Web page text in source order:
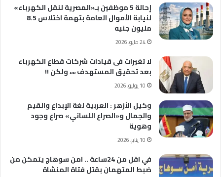
إحالة 5 موظفين بـ«المصرية لنقل الكهرباء»
لنيابة الأموال العامة بتهمة اختلاس 8.5
مليون جنيه
24 مايو، 2026
لا تغيرات فى قيادات شركات قطاع الكهرباء
بعد تحقيق المستهدف ،،،، ولكن !!
10 يوليو، 2026
وكيل الأزهر : العربية لغة الإبداع والقيم
والجمال و«الصراع اللساني» صراع وجود
وهوية
10 يناير، 2026
في اقل من 24ساعة .. امن سوهاج يتمكن من
ضبط المتهمان بقتل فتاة المنشاة